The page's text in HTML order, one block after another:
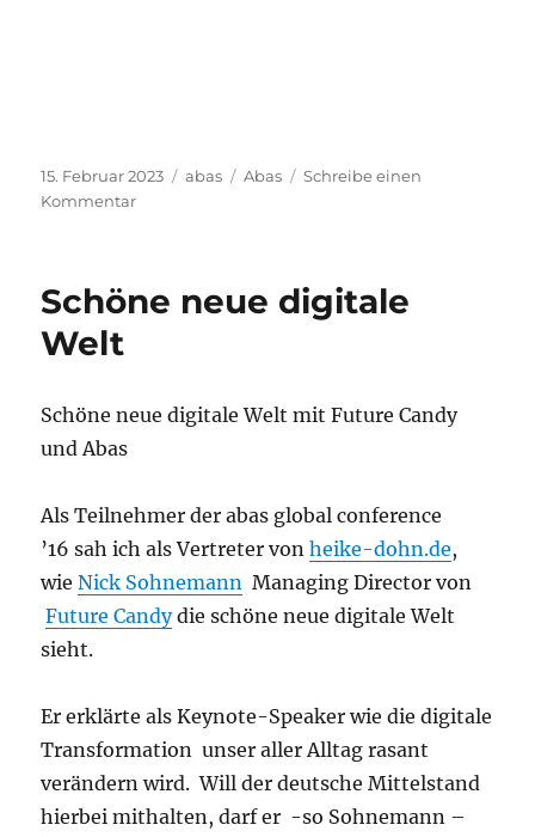
Veröffentlicht
am
15. Februar 2023 Kategorien
abas Schlagwörter
Abas
Schreibe einen
Kommentarzu
Developer
Schöne neue digitale
Welt
Schöne neue digitale Welt mit Future Candy
und Abas
Als Teilnehmer der abas global conference
’16 sah ich als Vertreter vonheike-dohn.de,
wieNick Sohnemann Managing Director von
Future Candydie schöne neue digitale Welt
sieht.
Er erklärte als Keynote-Speaker wie die digitale
Transformation unser aller Alltag rasant
verändern wird. Will der deutsche Mittelstand
hierbei mithalten, darf er -so Sohnemann –